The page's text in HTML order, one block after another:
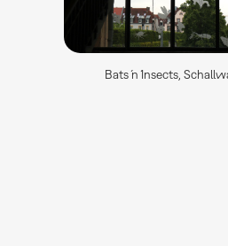
Bats ́n ́Insects,